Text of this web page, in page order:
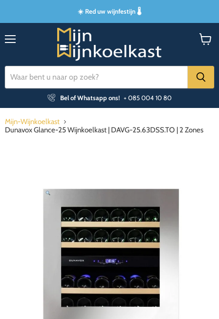
☀️ Red uw wijnfestijn 🌡️
Bel of Whatsapp ons! + 085 004 10 80
Mijn-Wijnkoelkast
Dunavox Glance-25 Wijnkoelkast | DAVG-25.63DSS.TO | 2 Zones